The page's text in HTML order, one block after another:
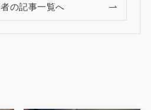
の記事一覧へ